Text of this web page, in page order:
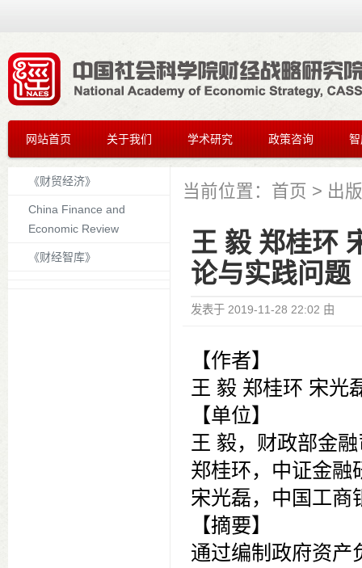
网站首页 关于我们 学术研究 政策咨询
《财贸经济》
China Finance and
Economic Review
《财经智库》
当前位置： 首页 > 出
王 毅 郑桂环
论与实践问题
发表于 2019-11-28 22:02 由
【作者】
王 毅 郑桂环 宋光
【单位】
王 毅，财政部金
郑桂环，中证金融
宋光磊，中国工商
【摘要】
通过编制政府资产